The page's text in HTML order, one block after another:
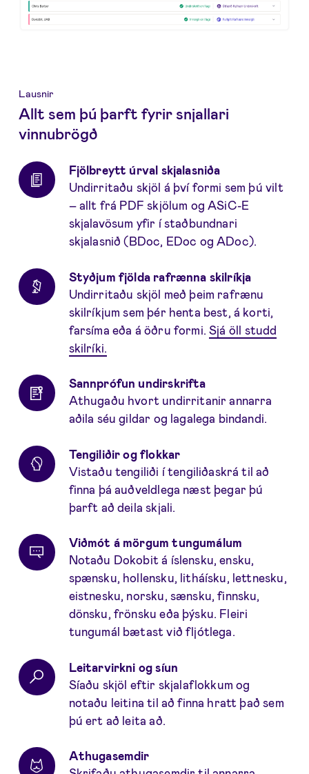
Lausnir
Allt sem þú þarft fyrir snjallari
vinnubrögð
Fjölbreytt úrval skjalasniða
Undirritaðu skjöl á því formi sem þú vilt
– allt frá PDF skjölum og ASiC-E
skjalavösum yfir í staðbundnari
skjalasnið (BDoc, EDoc og ADoc).
Styðjum fjölda rafrænna skilríkja
Undirritaðu skjöl með þeim rafrænu
skilríkjum sem þér henta best, á korti,
farsíma eða á öðru formi.Sjá öll studd
skilríki.
Sannprófun undirskrifta
Athugaðu hvort undirritanir annarra
aðila séu gildar og lagalega bindandi.
Tengiliðir og flokkar
Vistaðu tengiliði í tengiliðaskrá til að
finna þá auðveldlega næst þegar þú
þarft að deila skjali.
Viðmót á mörgum tungumálum
Notaðu Dokobit á íslensku, ensku,
spænsku, hollensku, litháísku, lettnesku,
eistnesku, norsku, sænsku, finnsku,
dönsku, frönsku eða þýsku. Fleiri
tungumál bætast við fljótlega.
Leitarvirkni og síun
Síaðu skjöl eftir skjalaflokkum og
notaðu leitina til að finna hratt það sem
þú ert að leita að.
Athugasemdir